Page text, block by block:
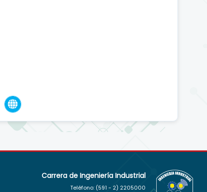
Carrera de Ingeniería Industrial
Teléfono: (591 - 2) 2205000